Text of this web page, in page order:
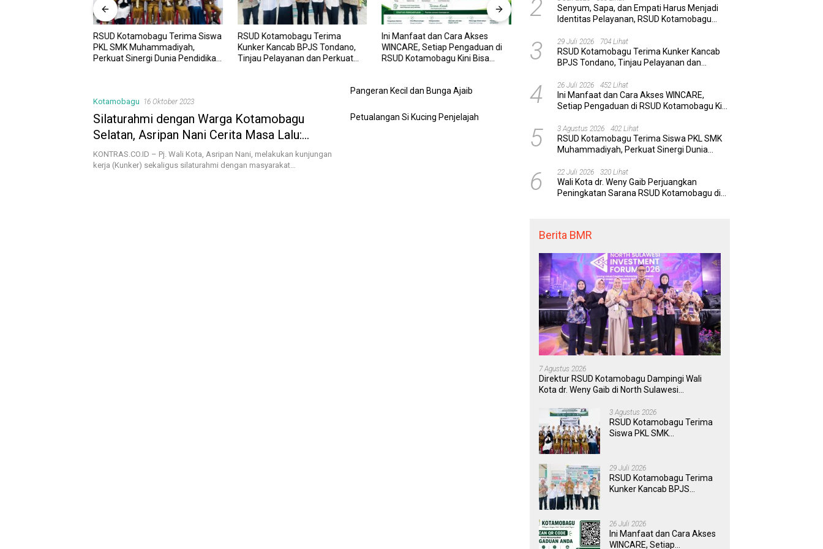
RSUD Kotamobagu Terima Siswa
PKL SMK Muhammadiyah,
Perkuat Sinergi Dunia Pendidikan
RSUD Kotamobagu Terima
Kunker Kancab BPJS Tondano,
Tinjau Pelayanan dan Perkuat
Ini Manfaat dan Cara Akses
WINCARE, Setiap Pengaduan di
RSUD Kotamobagu Kini Bisa
RSUD Kotamobagu Hadirkan
WINCARE, Terobosan Digital
untuk Pengaduan Masyarakat
dan Pegawai yang Cepat,
Transparan, dan Responsif
Mongondow Selatan: Jejak
Seorang Bunda Pembaharu dan
Kotamobagu 16 Oktober 2023
Silaturahmi dengan Warga Kotamobagu
Selatan, Asripan Nani Cerita Masa Lalu:
Lapangan Kopandakan Jadi Saksi
KONTRAS.CO.ID – Pj. Wali Kota, Asripan Nani, melakukan kunjungan
kerja (Kunker) sekaligus silaturahmi dengan masyarakat…
Pangeran Kecil dan Bunga Ajaib
Petualangan Si Kucing Penjelajah
2
Senyum, Sapa, dan Empati Harus Menjadi
Identitas Pelayanan, RSUD Kotamobagu
3 29 Juli 2026 704 Lihat
RSUD Kotamobagu Terima Kunker Kancab
BPJS Tondano, Tinjau Pelayanan dan
4 26 Juli 2026 452 Lihat
Ini Manfaat dan Cara Akses WINCARE,
Setiap Pengaduan di RSUD Kotamobagu Kini
5 3 Agustus 2026 402 Lihat
RSUD Kotamobagu Terima Siswa PKL SMK
Muhammadiyah, Perkuat Sinergi Dunia
6 22 Juli 2026 320 Lihat
Wali Kota dr. Weny Gaib Perjuangkan
Peningkatan Sarana RSUD Kotamobagu di
Berita BMR
7 Agustus 2026
Direktur RSUD Kotamobagu Dampingi Wali
Kota dr. Weny Gaib di North Sulawesi
3 Agustus 2026
RSUD Kotamobagu Terima
Siswa PKL SMK
dan Layanan Kesehatan
29 Juli 2026
RSUD Kotamobagu Terima
Kunker Kancab BPJS
Wujudkan UHC
26 Juli 2026
Ini Manfaat dan Cara Akses
WINCARE, Setiap